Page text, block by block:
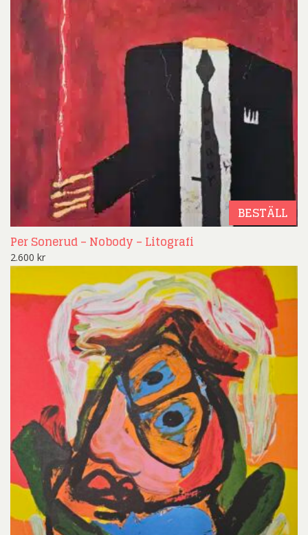
BESTÄLL
Per Sonerud – Nobody – Litografi
2.600 kr